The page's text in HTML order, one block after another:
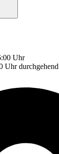
Uhr
Uhr durchgehend